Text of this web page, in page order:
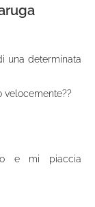
una determinata
velocemente??
e mi piaccia